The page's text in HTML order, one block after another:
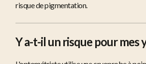
risque de pigmentation.
Y a-t-il un risque pour mes